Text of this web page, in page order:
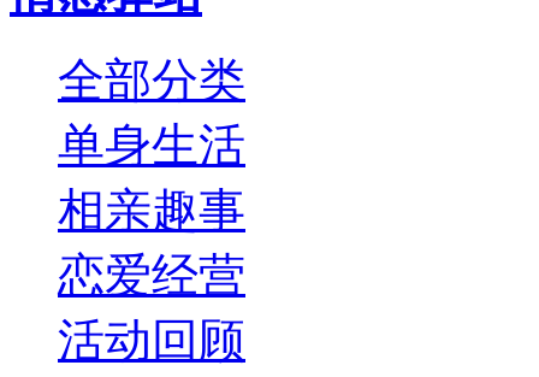
全部分类
单身生活
相亲趣事
恋爱经营
活动回顾